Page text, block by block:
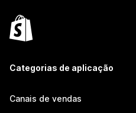
Categorias de aplicação
Canais de vendas